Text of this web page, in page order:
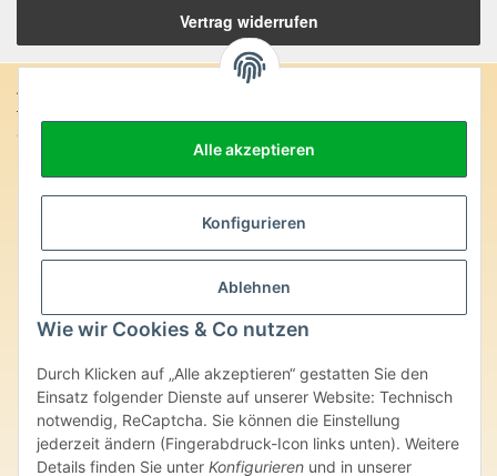
Alle akzeptieren
Konfigurieren
Ablehnen
Wie wir Cookies & Co nutzen
Durch Klicken auf „Alle akzeptieren“ gestatten Sie den
Einsatz folgender Dienste auf unserer Website: Technisch
notwendig, ReCaptcha. Sie können die Einstellung
jederzeit ändern (Fingerabdruck-Icon links unten). Weitere
Details finden Sie unter Konfigurieren und in unserer
Vertrag widerrufen
Anschrift:
SteinZeitOase
Uhlandstr. 7
D-75391 Gechingen
Edelsteine und Mineralien werden im esoterischen Bereich
besondere Kräfte und Eigenschaften zugeordnet. Wir weisen
ausdrücklich darauf hin, dass alle gemachten Aussagen bzgl.
heilender Wirkungen (körperlich-seelisch-mental-geistig) einzelner
überlassenen Unterlagen bisher weder medizinisch anerkannt oder
wissenschaftlich nachweisbar sind. Die gemachten Angaben
beruhen ausschließlich auf Überlieferungen und langjähriger
Erfahrung. Unsere Produkte ersetzen nie den Besuch beim Arzt
oder Heilpraktiker und sind auch kein Medikamentenersatz. Auch